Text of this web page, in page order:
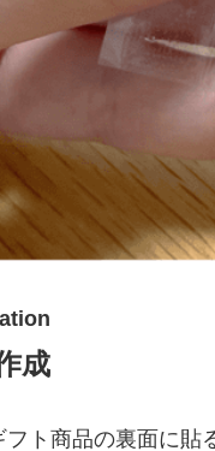
成
ト商品の裏面に貼